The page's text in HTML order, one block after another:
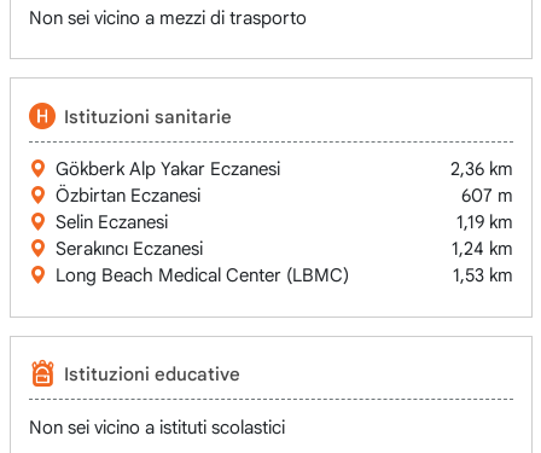
Non sei vicino a mezzi di trasporto
Istituzioni sanitarie
Gökberk Alp Yakar Eczanesi
2,36 km
Özbirtan Eczanesi
607 m
Selin Eczanesi
1,19 km
Serakıncı Eczanesi
1,24 km
Long Beach Medical Center (LBMC)
1,53 km
Istituzioni educative
Non sei vicino a istituti scolastici